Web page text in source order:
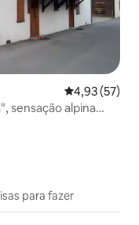
4,93 de uma
4,93 (57)
sensação alpina
para fazer